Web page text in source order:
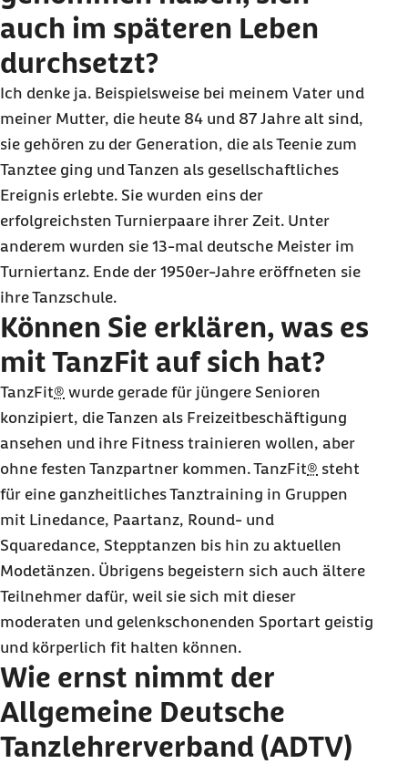
auch im späteren Leben
durchsetzt?
Ich denke ja. Beispielsweise bei meinem Vater und
meiner Mutter, die heute 84 und 87 Jahre alt sind,
sie gehören zu der Generation, die als Teenie zum
Tanztee ging und Tanzen als gesellschaftliches
Ereignis erlebte. Sie wurden eins der
erfolgreichsten Turnierpaare ihrer Zeit. Unter
anderem wurden sie 13-mal deutsche Meister im
Turniertanz. Ende der 1950er-Jahre eröffneten sie
ihre Tanzschule.
Können Sie erklären, was es
mit TanzFit auf sich hat?
TanzFit® wurde gerade für jüngere Senioren
konzipiert, die Tanzen als Freizeitbeschäftigung
ansehen und ihre Fitness trainieren wollen, aber
ohne festen Tanzpartner kommen. TanzFit® steht
für eine ganzheitliches Tanztraining in Gruppen
mit Linedance, Paartanz, Round- und
Squaredance, Stepptanzen bis hin zu aktuellen
Modetänzen. Übrigens begeistern sich auch ältere
Teilnehmer dafür, weil sie sich mit dieser
moderaten und gelenkschonenden Sportart geistig
und körperlich fit halten können.
Wie ernst nimmt der
Allgemeine Deutsche
Tanzlehrerverband (ADTV)